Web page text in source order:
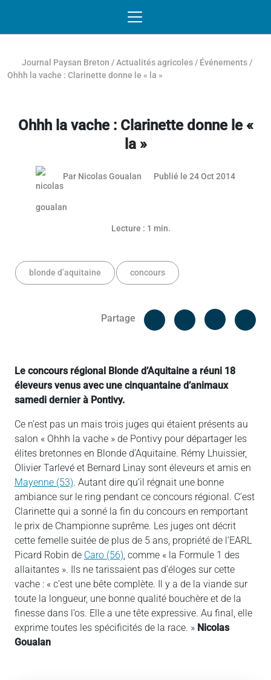
Journal Paysan Breton /Actualités agricoles / Événements /
Ohhh la vache : Clarinette donne le « la »
Ohhh la vache : Clarinette donne le «
la »
Par Nicolas Goualan Publié le 24 Oct 201403 mai
Lecture : 1 min.
blonde d’aquitaine concours
Partage
Facebook
Le concours régional Blonde d’Aquitaine a réuni 18
éleveurs venus avec une cinquantaine d’animaux
samedi dernier à Pontivy.
Ce n’est pas un mais trois juges qui étaient présents au
salon « Ohhh la vache » de Pontivy pour départager les
élites bretonnes en Blonde d’Aquitaine. Rémy Lhuissier,
Olivier Tarlevé et Bernard Linay sont éleveurs et amis en
Mayenne (53). Autant dire qu’il régnait une bonne
ambiance sur le ring pendant ce concours régional. C’est
Clarinette qui a sonné la fin du concours en remportant
le prix de Championne suprême. Les juges ont décrit
cette femelle suitée de plus de 5 ans, propriété de l’EARL
Picard Robin de Caro (56) , comme « la Formule 1 des
allaitantes ». Ils ne tarissaient pas d’éloges sur cette
vache : « c’est une bête complète. Il y a de la viande sur
toute la longueur, une bonne qualité bouchère et de la
finesse dans l’os. Elle a une tête expressive. Au final, elle
exprime toutes les spécificités de la race. » Nicolas
Goualan